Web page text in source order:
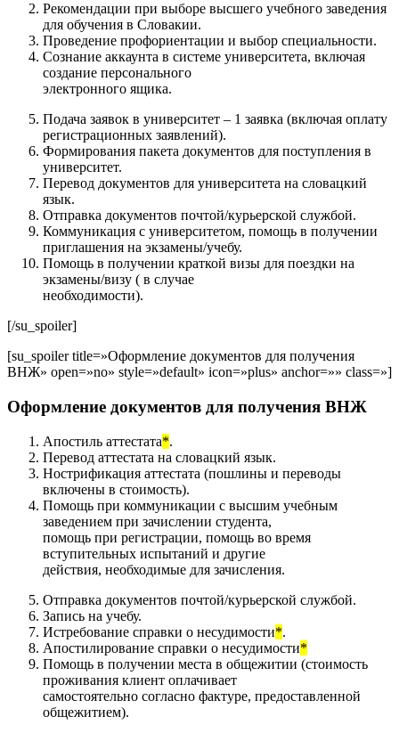
Рекомендации при выборе высшего учебного заведения
для обучения в Словакии.
Проведение профориентации и выбор специальности.
Сознание аккаунта в системе университета, включая
создание персонального
электронного ящика.
Подача заявок в университет – 1 заявка (включая оплату
регистрационных заявлений).
Формирования пакета документов для поступления в
университет.
Перевод документов для университета на словацкий
язык.
Отправка документов почтой/курьерской службой.
Коммуникация с университетом, помощь в получении
приглашения на экзамены/учебу.
Помощь в получении краткой визы для поездки на
экзамены/визу ( в случае
необходимости).
[/su_spoiler]
[su_spoiler title=»Оформление документов для получения
ВНЖ» open=»no» style=»default» icon=»plus» anchor=»» class=»]
Оформление документов для получения ВНЖ
Апостиль аттестата*.
Перевод аттестата на словацкий язык.
Нострификация аттестата (пошлины и переводы
включены в стоимость).
Помощь при коммуникации с высшим учебным
заведением при зачислении студента,
помощь при регистрации, помощь во время
вступительных испытаний и другие
действия, необходимые для зачисления.
Отправка документов почтой/курьерской службой.
Запись на учебу.
Истребование справки о несудимости*.
Апостилирование справки о несудимости*
Помощь в получении места в общежитии (стоимость
проживания клиент оплачивает
самостоятельно согласно фактуре, предоставленной
общежитием).